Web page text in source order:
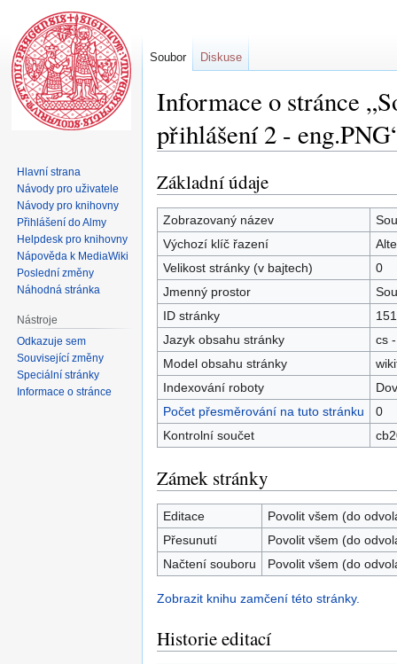
Informace o stránce
přihlášení 2 -
Skočit
na
navigaci
Skočit
na
vyhledávání
Základní údaje
Zobrazovaný název
Výchozí klíč řazení
Velikost stránky (v bajtech)
0
Jmenný prostor
ID stránky
Jazyk obsahu stránky
cs
Model obsahu stránky
Indexování roboty
Počet přesměrování na tuto stránku
0
Kontrolní součet
Zámek stránky
Editace
Povolit všem (do
Přesunutí
Povolit všem (do
Načtení souboru
Povolit všem (do
Zobrazit knihu zamčení této stránky.
Historie editací
Soubor Diskuse
Hlavní strana
Návody pro uživatele
Návody pro knihovny
Přihlášení do Almy
Helpdesk pro knihovny
Nápověda k MediaWiki
Poslední změny
Náhodná stránka
Nástroje
Odkazuje sem
Související změny
Speciální stránky
Informace o stránce